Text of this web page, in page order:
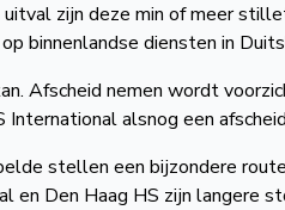
zijn deze min of meer
binnenlandse diensten in
Afscheid nemen wordt
alsnog een
stellen een bijzondere
en Den Haag HS zijn langere